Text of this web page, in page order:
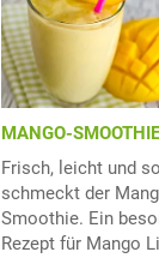
MANGO-SMOOTHIE
Frisch, leicht und
schmeckt der
Smoothie. Ein
Rezept für Mango